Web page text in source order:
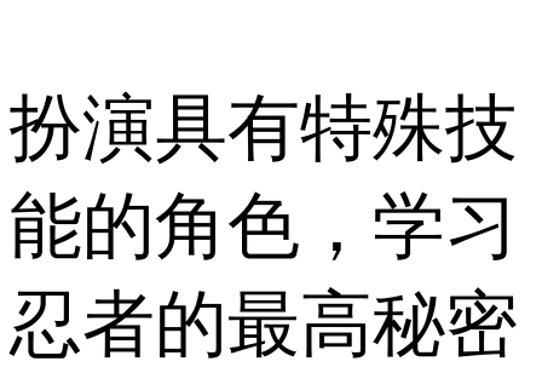
扮演具有特殊技
能的角色，学习
忍者的最高秘密